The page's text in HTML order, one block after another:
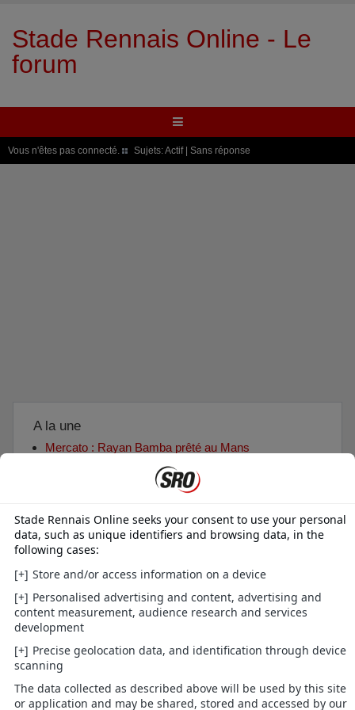
Stade Rennais Online - Le
forum
Vous n'êtes pas connecté. Sujets:Actif| Sans réponse
A la une
Mercato : Rayan Bamba prêté au Mans
DIRECT : suivez le mercato estival 2026 du SRFC
Mercato : Yassir Zabiri prêté en Liga
Accueil »Transferts
[Arrivée] Yáser Asprilla (Rumeur)
Pages: Précédent 1 7 8 9 Sujet Fermé
#201
23-08-2024 18:15:56
Jack35
El profesor
Localisation: Roazhon Park
Inscrit(e): 23-07-2007
J'avoue ne pas m'être renseigné sur les ventes de